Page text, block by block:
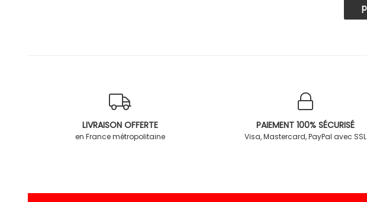
LIVRAISON OFFERTE
en France métropolitaine
PAIEMENT 100% SÉCURISÉ
Visa, Mastercard, PayPal avec SSL